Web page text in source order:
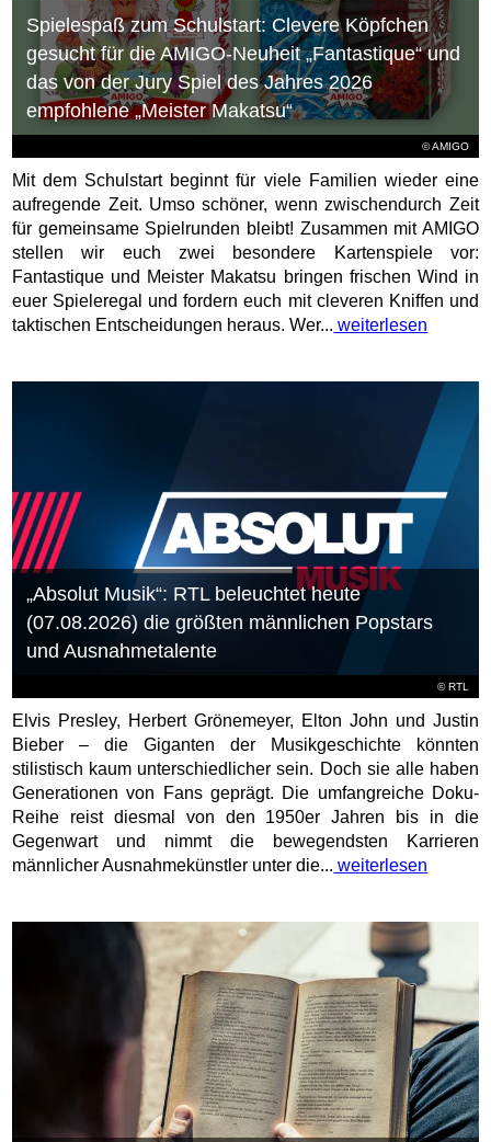
© AMIGO
Spielespaß zum Schulstart: Clevere Köpfchen
gesucht für die AMIGO-Neuheit „Fantastique“ und
das von der Jury Spiel des Jahres 2026
empfohlene „Meister Makatsu“
Mit dem Schulstart beginnt für viele Familien wieder eine
aufregende Zeit. Umso schöner, wenn zwischendurch Zeit
für gemeinsame Spielrunden bleibt! Zusammen mit AMIGO
stellen wir euch zwei besondere Kartenspiele vor:
Fantastique und Meister Makatsu bringen frischen Wind in
euer Spieleregal und fordern euch mit cleveren Kniffen und
taktischen Entscheidungen heraus. Wer... weiterlesen
©RTL
„Absolut Musik“: RTL beleuchtet heute
(07.08.2026) die größten männlichen Popstars
und Ausnahmetalente
Elvis Presley, Herbert Grönemeyer, Elton John und Justin
Bieber – die Giganten der Musikgeschichte könnten
stilistisch kaum unterschiedlicher sein. Doch sie alle haben
Generationen von Fans geprägt. Die umfangreiche Doku-
Reihe reist diesmal von den 1950er Jahren bis in die
Gegenwart und nimmt die bewegendsten Karrieren
männlicher Ausnahmekünstler unter die... weiterlesen